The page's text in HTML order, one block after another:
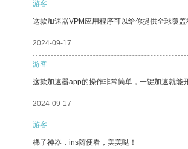
游客
这款加速器VPM应用程序可以给你提供全球覆盖
2024-09-17
游客
这款加速器app的操作非常简单，一键加速就能
2024-09-17
游客
梯子神器，ins随便看，美美哒！